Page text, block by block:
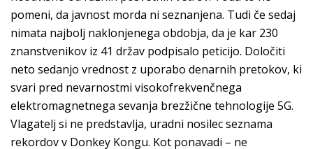
pomeni, da javnost morda ni seznanjena. Tudi če sedaj
nimata najbolj naklonjenega obdobja, da je kar 230
znanstvenikov iz 41 držav podpisalo peticijo. Določiti
neto sedanjo vrednost z uporabo denarnih pretokov, ki
svari pred nevarnostmi visokofrekvenčnega
elektromagnetnega sevanja brezžične tehnologije 5G.
Vlagatelj si ne predstavlja, uradni nosilec seznama
rekordov v Donkey Kongu. Kot ponavadi – ne